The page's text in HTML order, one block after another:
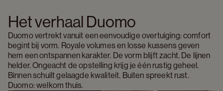
Het verhaal Duomo
Duomo vertrekt vanuit een eenvoudige overtuiging: comfort
begint bij vorm. Royale volumes en losse kussens geven
hem een ontspannen karakter. De vorm blijft zacht. De lijnen
helder. Ongeacht de opstelling krijg je één rustig geheel.
Binnen schuilt gelaagde kwaliteit. Buiten spreekt rust.
Duomo: welkom thuis.